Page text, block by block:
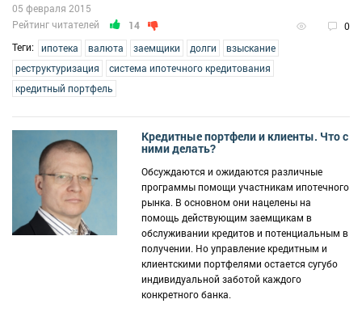
Рейтинг читателей 14 0
05 февраля 2015
Теги: ипотека валюта заемщики долги
взыскание
реструктуризация
система ипотечного кредитования
кредитный портфель
Кредитные портфели и клиенты. Что с
ними делать?
Обсуждаются и ожидаются различные
программы помощи участникам ипотечного
рынка. В основном они нацелены на
помощь действующим заемщикам в
обслуживании кредитов и потенциальным в
получении. Но управление кредитным и
клиентскими портфелями остается сугубо
индивидуальной заботой каждого
конкретного банка.